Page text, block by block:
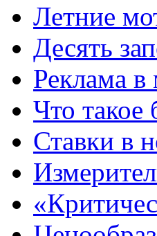
Летние
Десять
Реклама в
Что такое
Ставки в